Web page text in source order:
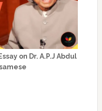
|| Essay on Dr. A.P.J Abdul